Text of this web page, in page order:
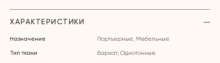
ХАРАКТЕРИСТИКИ
Назначение Портьерные, Мебельные
Тип ткани Бархат, Однотонные